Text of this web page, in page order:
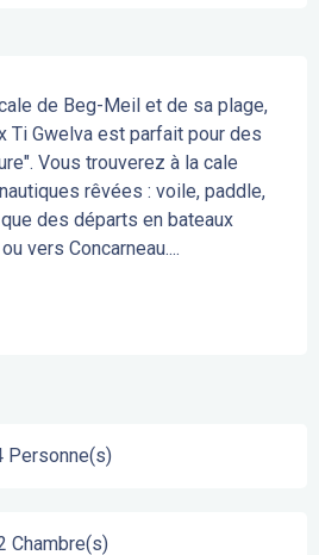
de Beg-Meil et de sa plage,
Ti Gwelva est parfait pour des
Vous trouverez à la cale
rêvées : voile, paddle,
des départs en bateaux
vers Concarneau....
Personne(s)
Chambre(s)